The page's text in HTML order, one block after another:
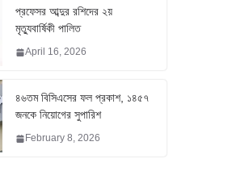
প্রফেসর আব্দুর রশিদের ২য়
মৃত্যুবার্ষিকী পালিত
April 16, 2026
৪৬তম বিসিএসের ফল প্রকাশ, ১৪৫৭
জনকে নিয়োগের সুপারিশ
February 8, 2026